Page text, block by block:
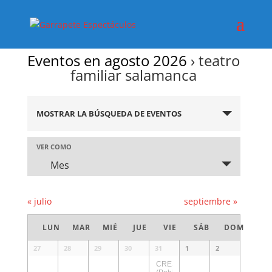
Eventos en agosto 2026 › teatro
familiar salamanca
de
búsqueda
vistas
de
Eventos
MOSTRAR LA BÚSQUEDA DE EVENTOS
Navegación
vistas
Evento
VER COMO
Mes
«julio septiembre»
Calendario
de
Eventos
Calendario
LUN MAR MIÉ JUE VIE SÁB DOM
27 28 29 30 31
CRESCENDO
1 2